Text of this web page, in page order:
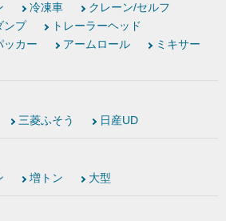
冷凍車
クレーン/セルフ
ンプ
トレーラーヘッド
ッカー アームロール
ミキサー
三菱ふそう 日産UD
増トン 大型